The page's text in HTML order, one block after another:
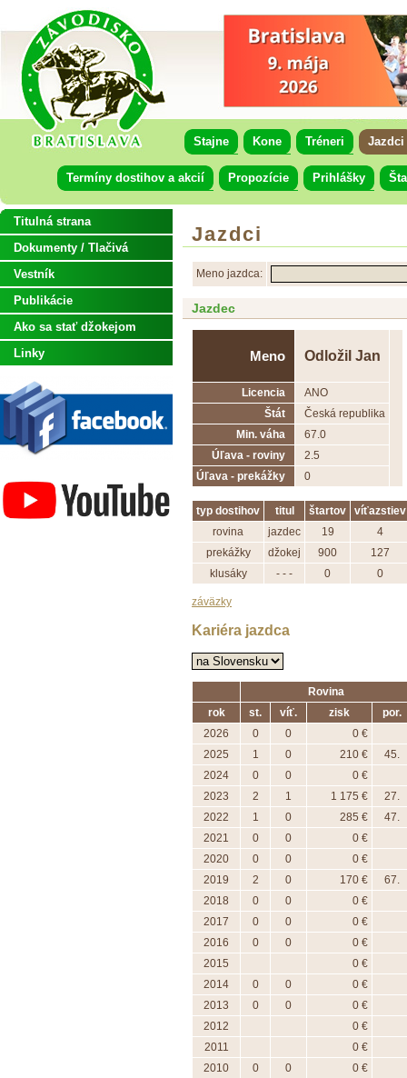
Stajne Kone Tréneri Jazdci
Termíny dostihov a akcií Propozície Prihlášky
Jazdci
Meno jazdca:
Jazdec
Meno Odložil Jan
Licencia
ANO
Štát
Česká republika
Min. váha
67.0
Úľava - roviny
2.5
Úľava - prekážky
0
typ dostihov titul štartov
víťazstiev
rovina
jazdec 19
4
prekážky
džokej 900
127
klusáky
- - - 0 0
záväzky
Kariéra jazdca
Rovina
rok
st. víť. zisk
por.
2026
0 0
0 €
2025
1 0 210 €
45.
2024
0 0
0 €
2023
2 1 1 175 €
27.
2022
1 0 285 €
47.
2021
0 0
0 €
2020
0 0
0 €
2019
2 0 170 €
67.
2018
0 0
0 €
2017
0 0
0 €
2016
0 0
0 €
2015
0 €
2014
0 0
0 €
2013
0 0
0 €
2012
0 €
2011
0 €
2010
0 0
0 €
Titulná strana
Dokumenty / Tlačivá
Vestník
Publikácie
Ako sa stať džokejom
Linky